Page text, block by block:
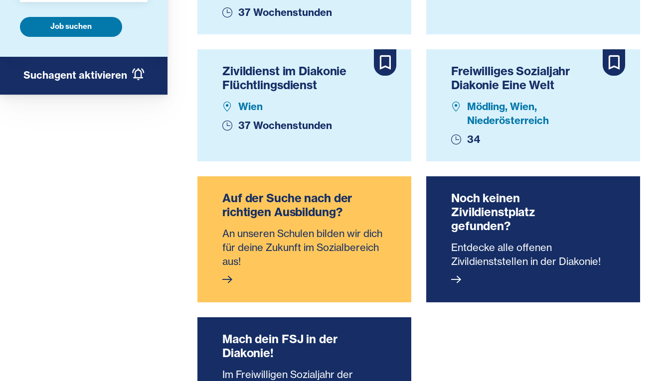
Job suchen
Suchagent aktivieren
37 Wochenstunden
Zivildienst im Diakonie
Flüchtlingsdienst
Wien
37 Wochenstunden
Freiwilliges Sozialjahr
Diakonie Eine Welt
Mödling, Wien,
Niederösterreich
34
Auf der Suche nach der
richtigen Ausbildung?
An unseren Schulen bilden wir dich
für deine Zukunft im Sozialbereich
aus!
Noch keinen
Zivildienstplatz
gefunden?
Entdecke alle offenen
Zivildienststellen in der Diakonie!
Mach dein FSJ in der
Diakonie!
Im Freiwilligen Sozialjahr der